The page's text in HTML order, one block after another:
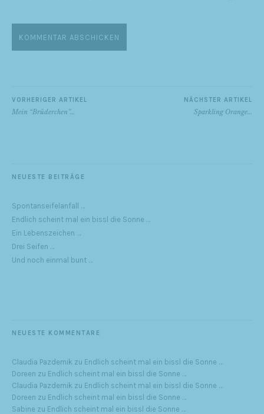
VORHERIGER ARTIKEL
Mein “Brüderchen”…
NÄCHSTER ARTIKEL
Sparkling Orange…
NEUESTE BEITRÄGE
Spontanseifelanfall …
Endlich scheint mal ein bissl die Sonne …
Ein Lebenszeichen …
Drei Seifen …
Und noch einmal bunt …
NEUESTE KOMMENTARE
Claudia Pazdernik zu Endlich scheint mal ein bissl die Sonne …
Doreen zu Endlich scheint mal ein bissl die Sonne …
Claudia Pazdernik zu Endlich scheint mal ein bissl die Sonne …
Doreen zu Endlich scheint mal ein bissl die Sonne …
Sabine zu Endlich scheint mal ein bissl die Sonne …